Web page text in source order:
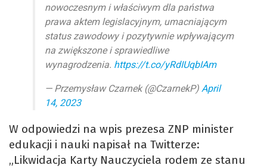
nowoczesnym i właściwym dla państwa
prawa aktem legislacyjnym, umacniającym
status zawodowy i pozytywnie wpływającym
na zwiększone i sprawiedliwe
wynagrodzenia. https://t.co/yRdIUqbIAm
— Przemysław Czarnek (@CzarnekP) April
14, 2023
W odpowiedzi na wpis prezesa ZNP minister
edukacji i nauki napisał na Twitterze:
„Likwidacja Karty Nauczyciela rodem ze stanu